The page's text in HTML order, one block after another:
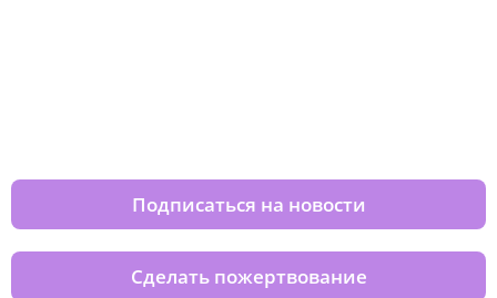
Подписаться на новости
Сделать пожертвование